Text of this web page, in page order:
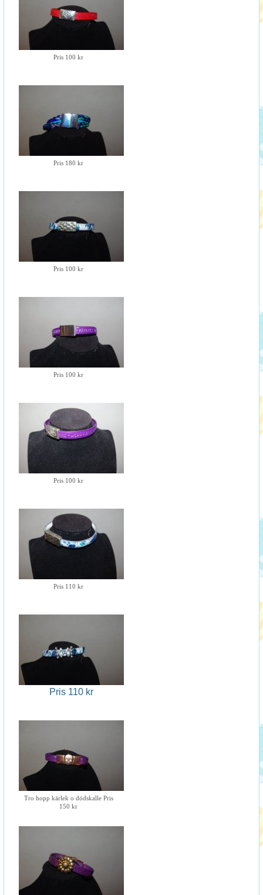
Pris 100 kr
Pris 180 kr
Pris 100 kr
Pris 100 kr
Pris 100 kr
Pris 110 kr
Pris 110 kr
Tro hopp kärlek o dödskalle Pris
150 kr